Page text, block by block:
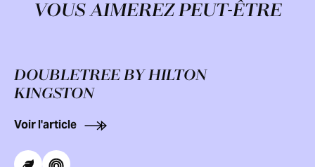
VOUS AIMEREZ PEUT-ÊTRE
DOUBLETREE BY HILTON
KINGSTON
Voir l'article